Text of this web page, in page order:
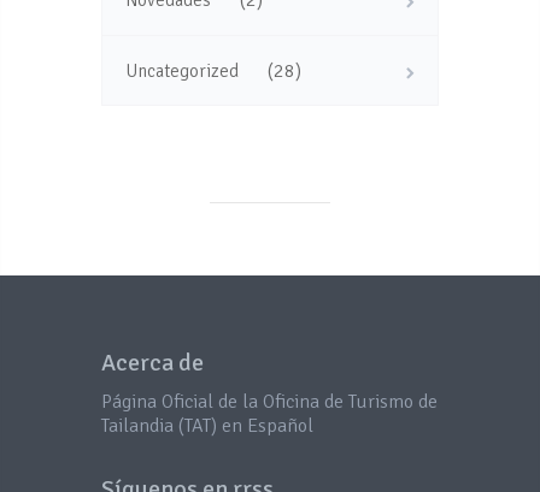
Uncategorized (28)
Acerca de
Página Oficial de la Oficina de Turismo de
Tailandia (TAT) en Español